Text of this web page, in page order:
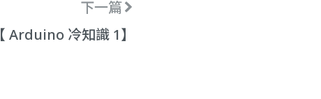
下一篇
【 Arduino 冷知識 1】